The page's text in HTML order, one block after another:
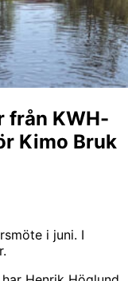
från KWH-
Kimo Bruk
i juni. I